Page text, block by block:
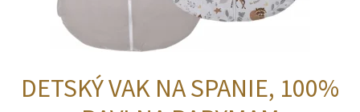
DETSKÝ VAK NA SPANIE, 100%